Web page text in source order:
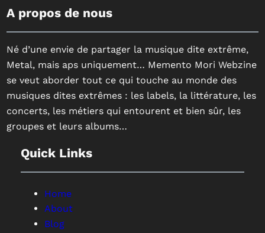
A propos de nous
Né d’une envie de partager la musique dite extrême,
Metal, mais aps uniquement… Memento Mori Webzine
se veut aborder tout ce qui touche au monde des
musiques dites extrêmes : les labels, la littérature, les
concerts, les métiers qui entourent et bien sûr, les
groupes et leurs albums…
Quick Links
Home
About
Blog